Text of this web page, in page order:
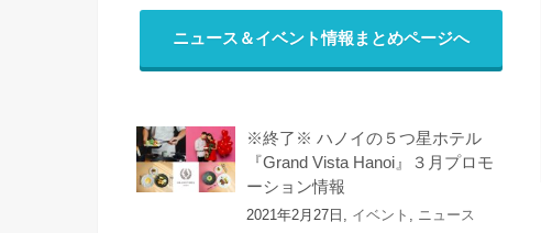
ニュース＆イベント情報まとめページへ
※終了※ ハノイの５つ星ホテル
『Grand Vista Hanoi』３月プロモ
ーション情報
2021年2月27日, イベント , ニュース